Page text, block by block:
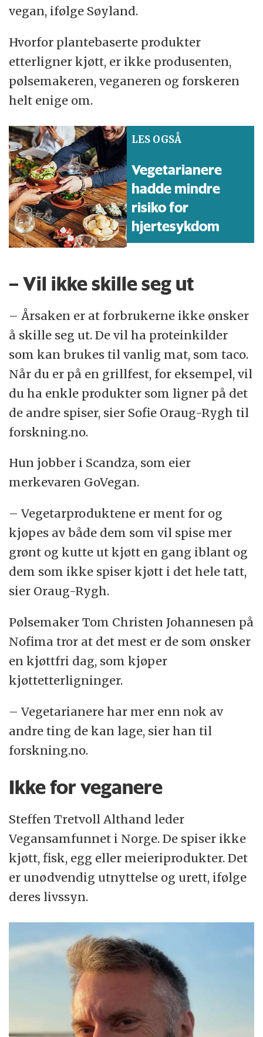
vegan, ifølge Søyland.
Hvorfor plantebaserte produkter
etterligner kjøtt, er ikke produsenten,
pølsemakeren, veganeren og forskeren
helt enige om.
LES OGSÅ
Vegetarianere
hadde mindre
risiko for
hjertesykdom
– Vil ikke skille seg ut
– Årsaken er at forbrukerne ikke ønsker
å skille seg ut. De vil ha proteinkilder
som kan brukes til vanlig mat, som taco.
Når du er på en grillfest, for eksempel, vil
du ha enkle produkter som ligner på det
de andre spiser, sier Sofie Oraug-Rygh til
forskning.no.
Hun jobber i Scandza, som eier
merkevaren GoVegan.
– Vegetarproduktene er ment for og
kjøpes av både dem som vil spise mer
grønt og kutte ut kjøtt en gang iblant og
dem som ikke spiser kjøtt i det hele tatt,
sier Oraug-Rygh.
Pølsemaker Tom Christen Johannesen på
Nofima tror at det mest er de som ønsker
en kjøttfri dag, som kjøper
kjøttetterligninger.
– Vegetarianere har mer enn nok av
andre ting de kan lage, sier han til
forskning.no.
Ikke for veganere
Steffen Tretvoll Althand leder
Vegansamfunnet i Norge. De spiser ikke
kjøtt, fisk, egg eller meieriprodukter. Det
er unødvendig utnyttelse og urett, ifølge
deres livssyn.